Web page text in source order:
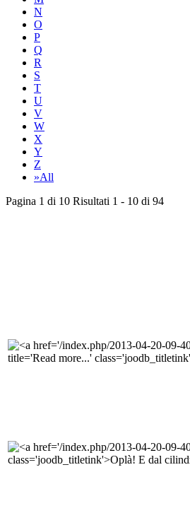
N
O
P
Q
R
S
T
U
V
W
X
Y
Z
»All
Pagina 1 di 10 Risultati 1 - 10 di 94